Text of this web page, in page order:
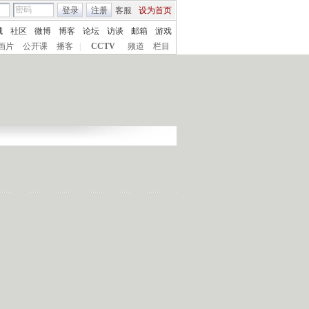
客服 设为首页
登录 注册
社区 微博 博客 论坛 访谈 邮箱
游戏
片
公开课 播客 CCTV 频道 栏目